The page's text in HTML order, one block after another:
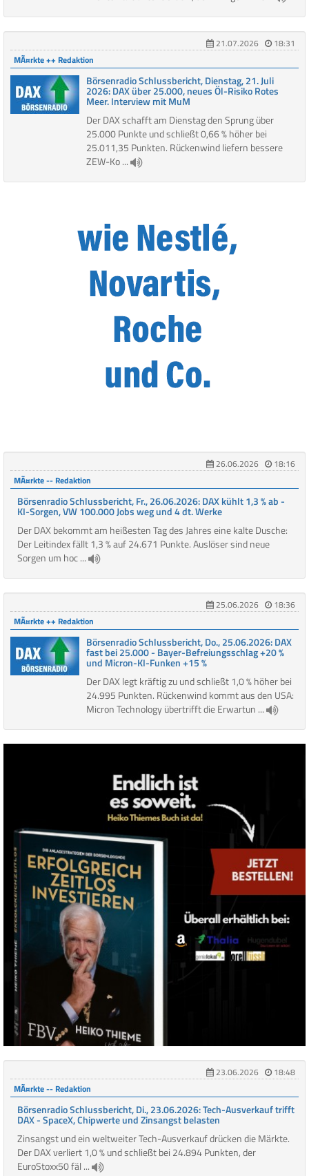
21.07.2026
18:31
MÃ¤rkte ++ Redaktion
Börsenradio Schlussbericht, Dienstag, 21. Juli
2026: DAX über 25.000, neues Öl-Risiko Rotes
Meer. Interview mit MuM
Der DAX schafft am Dienstag den Sprung über
25.000 Punkte und schließt 0,66 % höher bei
25.011,35 Punkten. Rückenwind liefern bessere
ZEW-Ko ...
26.06.2026
18:16
MÃ¤rkte -- Redaktion
Börsenradio Schlussbericht, Fr., 26.06.2026: DAX kühlt 1,3 % ab -
KI-Sorgen, VW 100.000 Jobs weg und 4 dt. Werke
Der DAX bekommt am heißesten Tag des Jahres eine kalte Dusche:
Der Leitindex fällt 1,3 % auf 24.671 Punkte. Auslöser sind neue
Sorgen um hoc ...
25.06.2026
18:36
MÃ¤rkte ++ Redaktion
Börsenradio Schlussbericht, Do., 25.06.2026: DAX
fast bei 25.000 - Bayer-Befreiungsschlag +20 %
und Micron-KI-Funken +15 %
Der DAX legt kräftig zu und schließt 1,0 % höher bei
24.995 Punkten. Rückenwind kommt aus den USA:
Micron Technology übertrifft die Erwartun ...
23.06.2026
18:48
MÃ¤rkte -- Redaktion
Börsenradio Schlussbericht, Di., 23.06.2026: Tech-Ausverkauf trifft
DAX - SpaceX, Chipwerte und Zinsangst belasten
Zinsangst und ein weltweiter Tech-Ausverkauf drücken die Märkte.
Der DAX verliert 1,0 % und schließt bei 24.894 Punkten, der
EuroStoxx50 fäl ...